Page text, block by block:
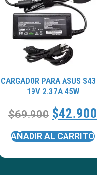
CARGADOR PARA ASUS
19V 2.37A 45W
$69.900 $42.900
AÑADIR AL CARRITO